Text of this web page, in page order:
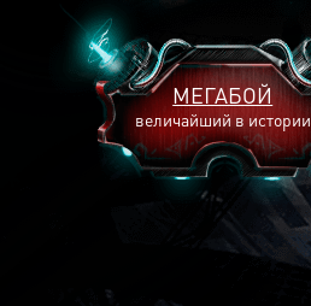
МЕГАБОЙ
величайший в истории